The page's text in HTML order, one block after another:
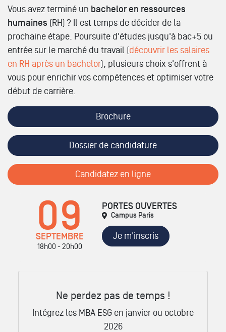
Vous avez terminé un bachelor en ressources
humaines (RH) ? Il est temps de décider de la
prochaine étape. Poursuite d'études jusqu'à bac+5 ou
entrée sur le marché du travail (découvrir les salaires
en RH après un bachelor), plusieurs choix s'offrent à
vous pour enrichir vos compétences et optimiser votre
début de carrière.
Brochure
Dossier de candidature
Candidatez en ligne
09
SEPTEMBRE
18h00 - 20h00
PORTES OUVERTES
Campus Paris
Je m'inscris
Ne perdez pas de temps !
Intégrez les MBA ESG en janvier ou octobre
2026